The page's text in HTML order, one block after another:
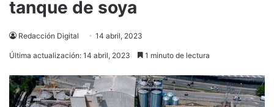
tanque de soya
Redacción Digital 14 abril, 2023
Última actualización: 14 abril, 2023 1 minuto de lectura